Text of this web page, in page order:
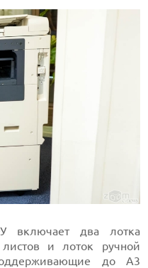
включает два лотка
и лоток ручной
до А3